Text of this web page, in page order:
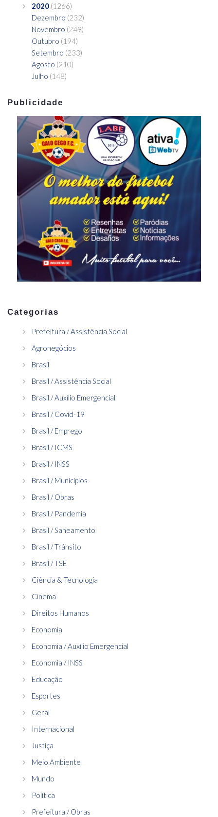
2020 (1266)
Dezembro (232)
Novembro (249)
Outubro (194)
Setembro (233)
Agosto (210)
Julho (148)
Publicidade
Categorias
Prefeitura / Assistência Social
Agronegócios
Brasil
Brasil / Assistência Social
Brasil / Auxílio Emergencial
Brasil / Covid-19
Brasil / Emprego
Brasil / ICMS
Brasil / INSS
Brasil / Municípios
Brasil / Obras
Brasil / Pandemia
Brasil / Saneamento
Brasil / Trânsito
Brasil / TSE
Ciência & Tecnologia
Cinema
Direitos Humanos
Economia
Economia / Auxílio Emergencial
Economia / INSS
Educação
Esportes
Geral
Internacional
Justiça
Meio Ambiente
Mundo
Política
Prefeitura / Obras